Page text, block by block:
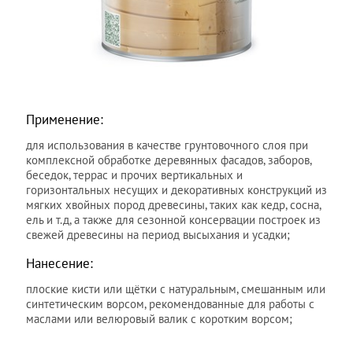
Применение:
для использования в качестве грунтовочного слоя при
комплексной обработке деревянных фасадов, заборов,
беседок, террас и прочих вертикальных и
горизонтальных несущих и декоративных конструкций из
мягких хвойных пород древесины, таких как кедр, сосна,
ель и т.д, а также для сезонной консервации построек из
свежей древесины на период высыхания и усадки;
Нанесение:
плоские кисти или щётки с натуральным, смешанным или
синтетическим ворсом, рекомендованные для работы с
маслами или велюровый валик с коротким ворсом;